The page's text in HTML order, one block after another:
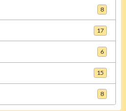
8
17
6
15
8